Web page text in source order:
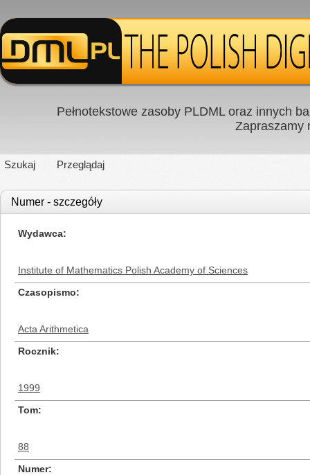
Pełnotekstowe zasoby PLDML oraz innych
Zapraszamy
Szukaj Przeglądaj
Numer - szczegóły
Wydawca
Institute of Mathematics Polish Academy of Sciences
Czasopismo
Acta Arithmetica
Rocznik
1999
Tom
88
Numer